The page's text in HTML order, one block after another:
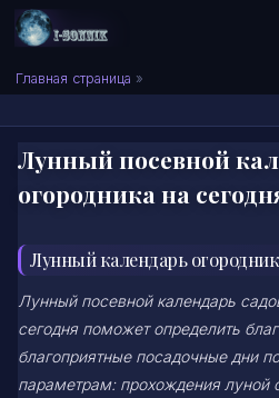
Skip to content
Сонник I-SONNIK.COM
Главная страница »
Лунный посевной
огородника на
Лунный календарь
Лунный посевной календарь
сегодня поможет определить
благоприятные посадочные дни
параметрам: прохождения луной